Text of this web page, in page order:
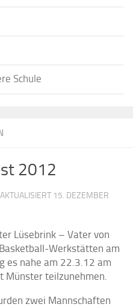
2012
AKTUALISIERT 15. DEZEMBER
Lüsebrink – Vater von
Werkstätten am
es nahe am 22.3.12 am
Münster teilzunehmen.
zwei Mannschaften
Schule